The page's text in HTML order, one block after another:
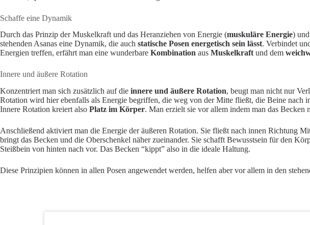
Schaffe eine Dynamik
Durch das Prinzip der Muskelkraft und das Heranziehen von Energie (muskuläre Energie)
stehenden Asanas eine Dynamik, die auch statische Posen energetisch sein lässt. Verbindet
Energien treffen, erfährt man eine wunderbare Kombination aus Muskelkraft und dem
Innere und äußere Rotation
Konzentriert man sich zusätzlich auf die innere und äußere Rotation, beugt man nicht nur
Rotation wird hier ebenfalls als Energie begriffen, die weg von der Mitte fließt, die Beine nach
Innere Rotation kreiert also Platz im Körper. Man erzielt sie vor allem indem man das Becken
Anschließend aktiviert man die Energie der äußeren Rotation. Sie fließt nach innen Richtung
bringt das Becken und die Oberschenkel näher zueinander. Sie schafft Bewusstsein für den
Steißbein von hinten nach vor. Das Becken “kippt” also in die ideale Haltung.
Diese Prinzipien können in allen Posen angewendet werden, helfen aber vor allem in den